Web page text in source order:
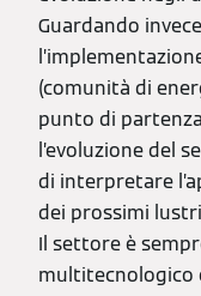
Guardando
(comunità di
punto di
l’evoluzione del
di interpretare
dei prossimi
Il settore è
multitecnologico